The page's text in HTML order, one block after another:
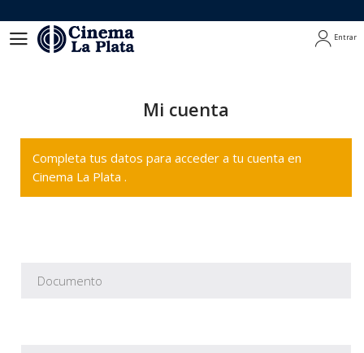
Entrar
Mi cuenta
Completa tus datos para acceder a tu cuenta en
Cinema La Plata .